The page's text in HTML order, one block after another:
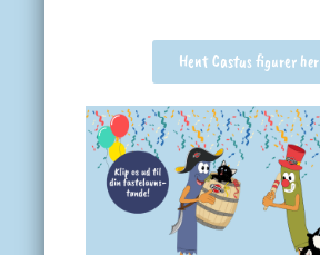
Hent Castus figurer her